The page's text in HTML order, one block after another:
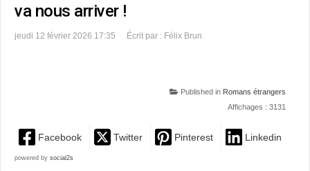
va nous arriver !
jeudi 12 février 2026 17:35 Écrit par : Félix Brun
Published in Romans étrangers
Affichages : 3131
Facebook Twitter Pinterest Linkedin
powered by social2s